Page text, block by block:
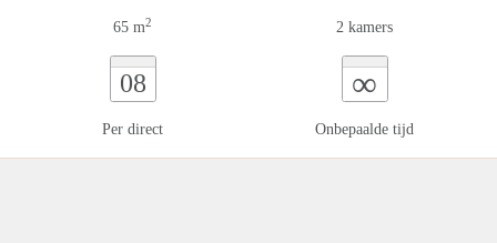
65 m2 2 kamers
08
Per direct
∞
Onbepaalde tijd